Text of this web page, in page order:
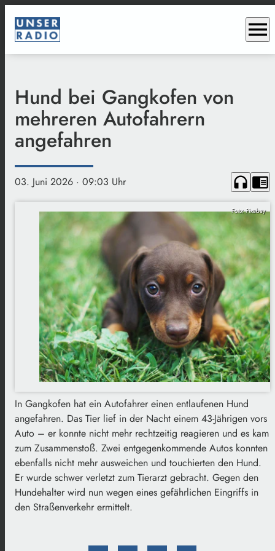
menu
Hund bei Gangkofen von
mehreren Autofahrern
angefahren
03. Juni 2026 · 09:03 Uhr headphones chrome_reader_mode
Foto: Pixabay
In Gangkofen hat ein Autofahrer einen entlaufenen Hund
angefahren. Das Tier lief in der Nacht einem 43-Jährigen vors
Auto – er konnte nicht mehr rechtzeitig reagieren und es kam
zum Zusammenstoß. Zwei entgegenkommende Autos konnten
ebenfalls nicht mehr ausweichen und touchierten den Hund.
Er wurde schwer verletzt zum Tierarzt gebracht. Gegen den
Hundehalter wird nun wegen eines gefährlichen Eingriffs in
den Straßenverkehr ermittelt.